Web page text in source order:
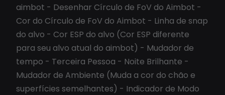
aimbot - Desenhar Círculo de FoV do Aimbot -
Cor do Círculo de FoV do Aimbot - Linha de snap
do alvo - Cor ESP do alvo (Cor ESP diferente
para seu alvo atual do aimbot) - Mudador de
tempo - Terceira Pessoa - Noite Brilhante -
Mudador de Ambiente (Muda a cor do chão e
superfícies semelhantes) - Indicador de Modo